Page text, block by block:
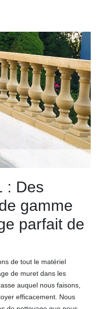
: Des
gamme
parfait de
de tout le matériel
de muret dans les
auquel nous faisons,
efficacement. Nous